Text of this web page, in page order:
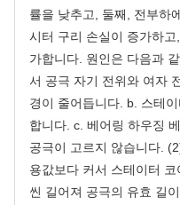
률을 낮추고, 둘째, 전부하
시터 구리 손실이 증가하
가합니다. 원인은 다음과
서 공극 자기 전위와 여자
경이 줄어듭니다. b. 스테
합니다. c. 베어링 하우징
공극이 고르지 않습니다.
용값보다 커서 스테이터
씬 길어져 공극의 유효 길